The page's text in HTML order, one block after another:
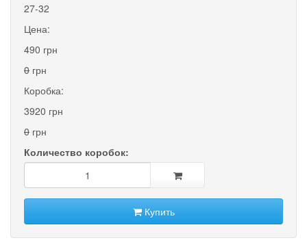
27-32
Цена:
490 грн
0 грн
Коробка:
3920 грн
0 грн
Количество коробок:
Купить